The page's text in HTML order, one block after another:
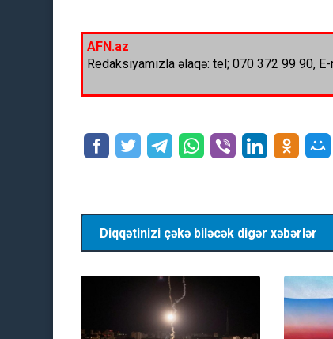
AFN.az
Redaksiyamızla əlaqə: tel; 070 372 99 90,
Diqqətinizi çəkə biləcək digər xəbərlər